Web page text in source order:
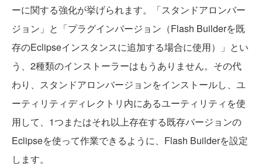
ーに関する強化が挙げられます。「スタンドアロンバー
ジョン」と「プラグインバージョン（Flash Builderを既
存のEclipseインスタンスに追加する場合に使用）」とい
う、2種類のインストーラーはもうありません。その代
わり、スタンドアロンバージョンをインストールし、ユ
ーティリティディレクトリ内にあるユーティリティを使
用して、1つまたはそれ以上存在する既存バージョンの
Eclipseを使って作業できるように、Flash Builderを設定
します。